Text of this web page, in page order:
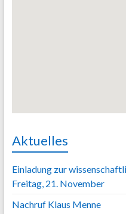
Aktuelles
Einladung zur
Freitag, 21. November
Nachruf Klaus Menne